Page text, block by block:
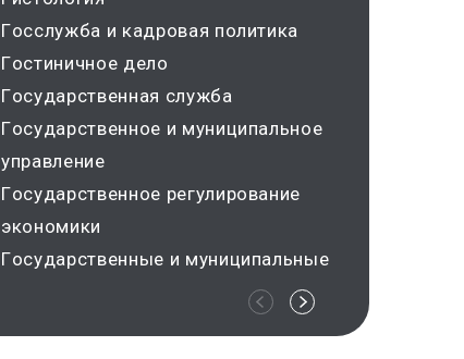
Госслужба и кадровая политика
Гостиничное дело
Государственная служба
Государственное и муниципальное
управление
Государственное регулирование
экономики
Государственные и муниципальные